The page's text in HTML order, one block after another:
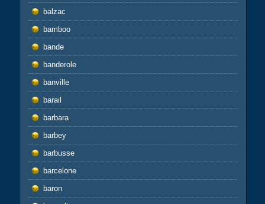
balzac
bamboo
bande
banderole
banville
barail
barbara
barbey
barbusse
barcelone
baron